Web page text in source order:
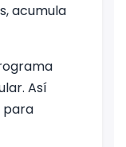
acumula
Así
para